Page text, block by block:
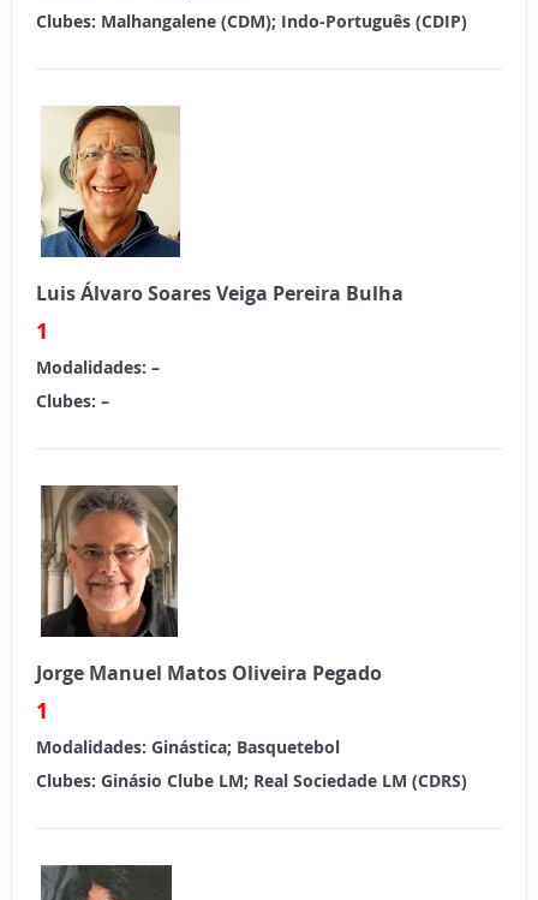
Clubes: Malhangalene (CDM); Indo-Português (CDIP)
Luis Álvaro Soares Veiga Pereira Bulha
1
Modalidades: –
Clubes: –
Jorge Manuel Matos Oliveira Pegado
1
Modalidades: Ginástica; Basquetebol
Clubes: Ginásio Clube LM; Real Sociedade LM (CDRS)